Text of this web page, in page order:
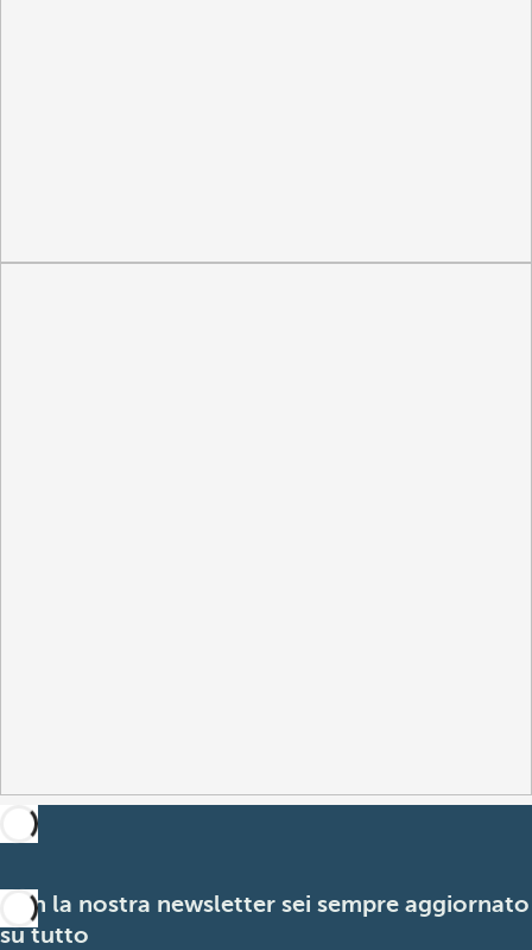
Con la nostra newsletter sei sempre aggiornato
su tutto